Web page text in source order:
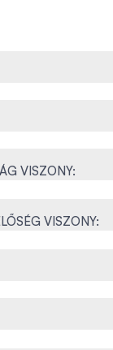
VISZONY:
VISZONY: